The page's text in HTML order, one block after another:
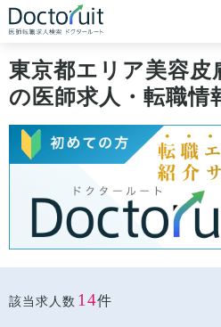
[常勤] 科目か
[常勤] 特徴か
[非常勤] エリア
[非常勤] 科目
Doctoruit医師
Doctoruitに
運営者情
プライバシー
東京都エリア美容皮
の医師求人・転職情
該当求人数 14件